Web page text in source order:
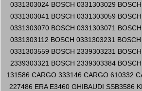
0331303024 BOSCH 0331303029
0331303041 BOSCH 0331303059
0331303070 BOSCH 0331303071
0331303112 BOSCH 0331303231
0331303559 BOSCH 2339303231
2339303321 BOSCH 2339303384
131586 CARGO 333146 CARGO 610332
227486 ERA E3460 GHIBAUDI SSB3586